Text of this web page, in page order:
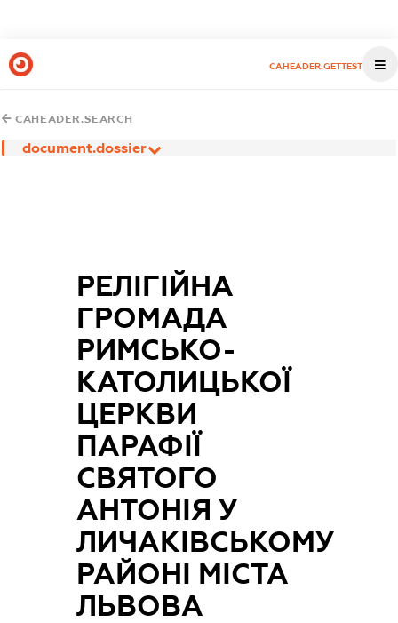
CAHEADER.GETTEST
CAHEADER.SEARCH
document.dossier
РЕЛІГІЙНА
ГРОМАДА
РИМСЬКО-
КАТОЛИЦЬКОЇ
ЦЕРКВИ
ПАРАФІЇ
СВЯТОГО
АНТОНІЯ У
ЛИЧАКІВСЬКОМУ
РАЙОНІ МІСТА
ЛЬВОВА